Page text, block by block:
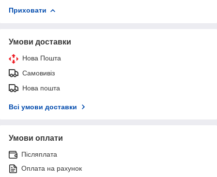
Приховати
Умови доставки
Нова Пошта
Самовивіз
Нова пошта
Всі умови доставки
Умови оплати
Післяплата
Оплата на рахунок